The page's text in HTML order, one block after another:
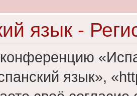
язык -
язык»,